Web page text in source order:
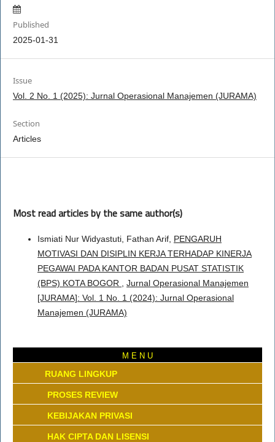
Published
2025-01-31
Issue
Vol. 2 No. 1 (2025): Jurnal Operasional Manajemen (JURAMA)
Section
Articles
Most read articles by the same author(s)
Ismiati Nur Widyastuti, Fathan Arif, PENGARUH
MOTIVASI DAN DISIPLIN KERJA TERHADAP KINERJA
PEGAWAI PADA KANTOR BADAN PUSAT STATISTIK
(BPS) KOTA BOGOR
Jurnal Operasional Manajemen
[JURAMA]: Vol. 1 No. 1 (2024): Jurnal Operasional
Manajemen (JURAMA)
M E N U
RUANG LINGKUP
PROSES REVIEW
KEBIJAKAN PRIVASI
HAK CIPTA DAN LISENSI